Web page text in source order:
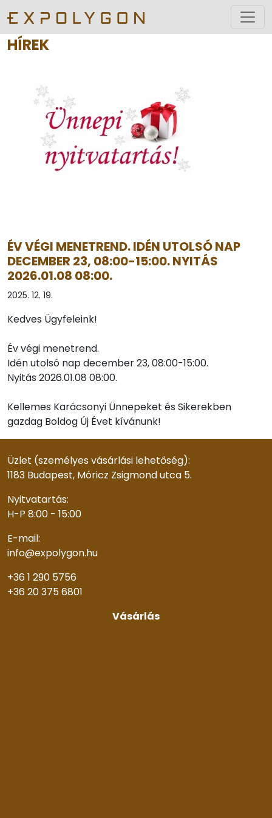
HÍREK
ÉV VÉGI MENETREND. IDÉN UTOLSÓ NAP
DECEMBER 23, 08:00-15:00. NYITÁS
2026.01.08 08:00.
2025. 12. 19.
Kedves Ügyfeleink!
Év végi menetrend.
Idén utolsó nap december 23, 08:00-15:00.
Nyitás 2026.01.08 08:00.
Kellemes Karácsonyi Ünnepeket és Sikerekben
gazdag Boldog Új Évet kívánunk!
Üzlet (személyes vásárlási lehetőség):
1183 Budapest, Móricz Zsigmond utca 5.
Nyitvatartás:
H-P 8:00 - 15:00
E-mail:
info@expolygon.hu
+36 1 290 5756
+36 20 375 6801
Vásárlás